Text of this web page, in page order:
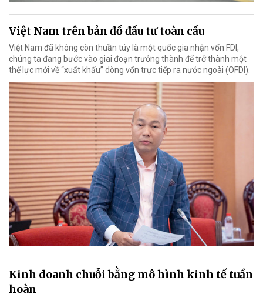
Việt Nam trên bản đồ đầu tư toàn cầu
Việt Nam đã không còn thuần túy là một quốc gia nhận vốn FDI,
chúng ta đang bước vào giai đoạn trưởng thành để trở thành một
thế lực mới về “xuất khẩu” dòng vốn trực tiếp ra nước ngoài (OFDI).
Kinh doanh chuỗi bằng mô hình kinh tế tuần
hoàn